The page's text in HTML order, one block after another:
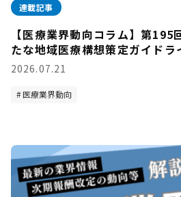
連載記事
【医療業界動向コラム】第
たな地域医療構想策定ガイドラ
2026.07.21
医療業界動向